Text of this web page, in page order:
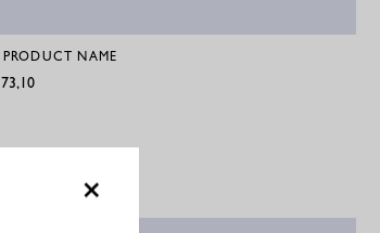
PRODUCT NAME
€73,10
×